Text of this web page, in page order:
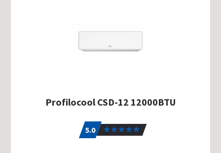
Profilocool CSD-12 12000BTU
5.0